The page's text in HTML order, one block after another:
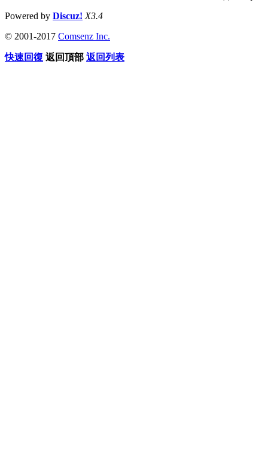
Powered by Discuz! X3.4
© 2001-2017 Comsenz Inc.
快速回復 返回頂部 返回列表